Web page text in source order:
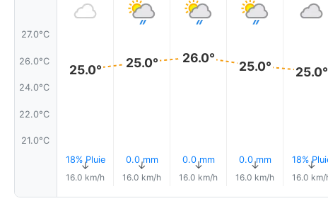
27.0°C
26.0°C
24.0°C
22.0°C
21.0°C
25.0°
18% Pluie
↑
16.0 km/h
25.0°
0.0 mm
↑
16.0 km/h
26.0°
0.0 mm
↑
16.0 km/h
25.0°
0.0 mm
↑
16.0 km/h
25.0°
18%↑
16.0 km/